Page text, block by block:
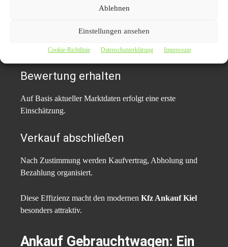
Ablehnen
Einstellungen ansehen
Cookie-Richtlinie Datenschutzerklärung Impressum
Fahrzeugdaten übermitteln
Marke, Modell, Kilometerstand und Zustand werden
Bewertung erhalten
Auf Basis aktueller Marktdaten erfolgt eine erste
Einschätzung.
Verkauf abschließen
Nach Zustimmung werden Kaufvertrag, Abholung und
Bezahlung organisiert.
Diese Effizienz macht den modernen Kfz Ankauf Kiel
besonders attraktiv.
Ankauf Gebrauchtwagen: Ein